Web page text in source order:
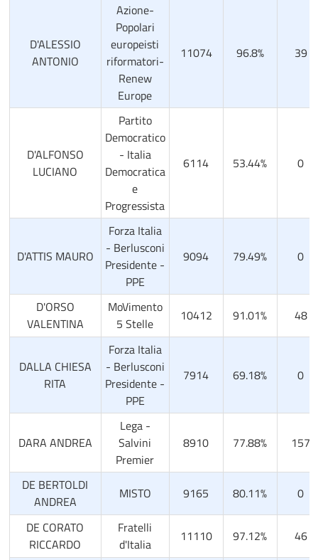
D'ALESSIO
ANTONIO
Azione-
Popolari
europeisti
riformatori-
Renew
Europe
11074 96.8% 39
D'ALFONSO
LUCIANO
Partito
Democratico
- Italia
Democratica
e
Progressista
6114 53.44% 0
D'ATTIS MAURO
Forza Italia
- Berlusconi
Presidente -
PPE
9094 79.49% 0
D'ORSO
VALENTINA
MoVimento
5 Stelle
10412 91.01% 48
DALLA CHIESA
RITA
Forza Italia
- Berlusconi
Presidente -
PPE
7914 69.18% 0
DARA ANDREA
Lega -
Salvini
Premier
8910 77.88% 157
DE BERTOLDI
ANDREA
MISTO 9165 80.11%
0
DE CORATO
RICCARDO
Fratelli
d'Italia
11110 97.12% 46